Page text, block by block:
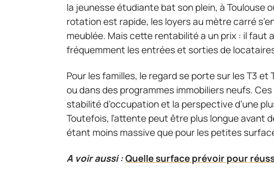
la jeunesse étudiante bat son plein, à Toulouse
rotation est rapide, les loyers au mètre carré
meublée. Mais cette rentabilité a un prix : il faut
fréquemment les entrées et sorties de
Pour les familles, le regard se porte sur les T3
ou dans des programmes immobiliers neufs.
stabilité d’occupation et la perspective d’une
Toutefois, l’attente peut être plus longue avant
étant moins massive que pour les petites
A voir aussi :Quelle surface prévoir pour